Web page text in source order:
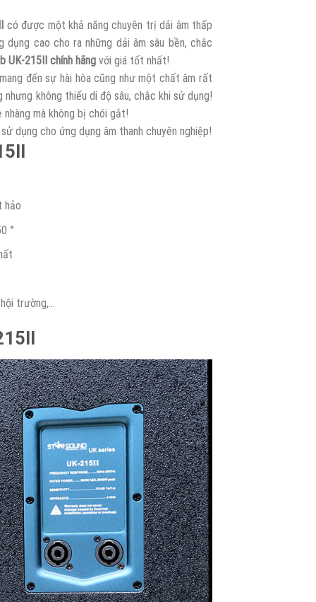
có được một khả năng chuyên trị dải âm thấp
cao cho ra những dải âm sâu bền, chắc
UK-215II chính hãngvới giá tốt nhất!
đến sự hài hòa cũng như một chất âm rất
không thiếu di độ sâu, chắc khi sử dụng!
mà không bị chói gắt!
dụng cho ứng dụng âm thanh chuyên nghiệp!
hảo
°
trường,…